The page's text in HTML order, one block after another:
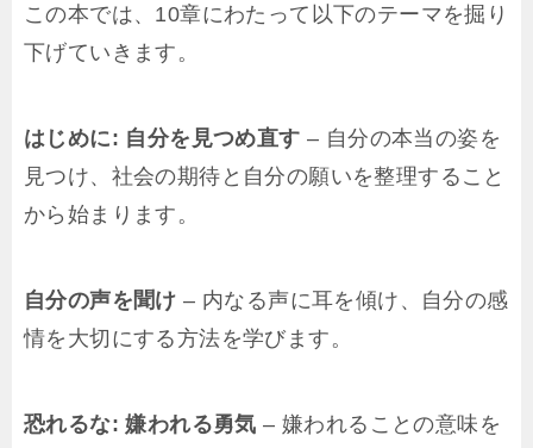
この本では、10章にわたって以下のテーマを掘り
下げていきます。
はじめに: 自分を見つめ直す – 自分の本当の姿を
見つけ、社会の期待と自分の願いを整理すること
から始まります。
自分の声を聞け – 内なる声に耳を傾け、自分の感
情を大切にする方法を学びます。
恐れるな: 嫌われる勇気 – 嫌われることの意味を